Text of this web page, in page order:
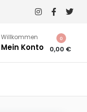
Willkommen
Mein Konto 0,00 €
0